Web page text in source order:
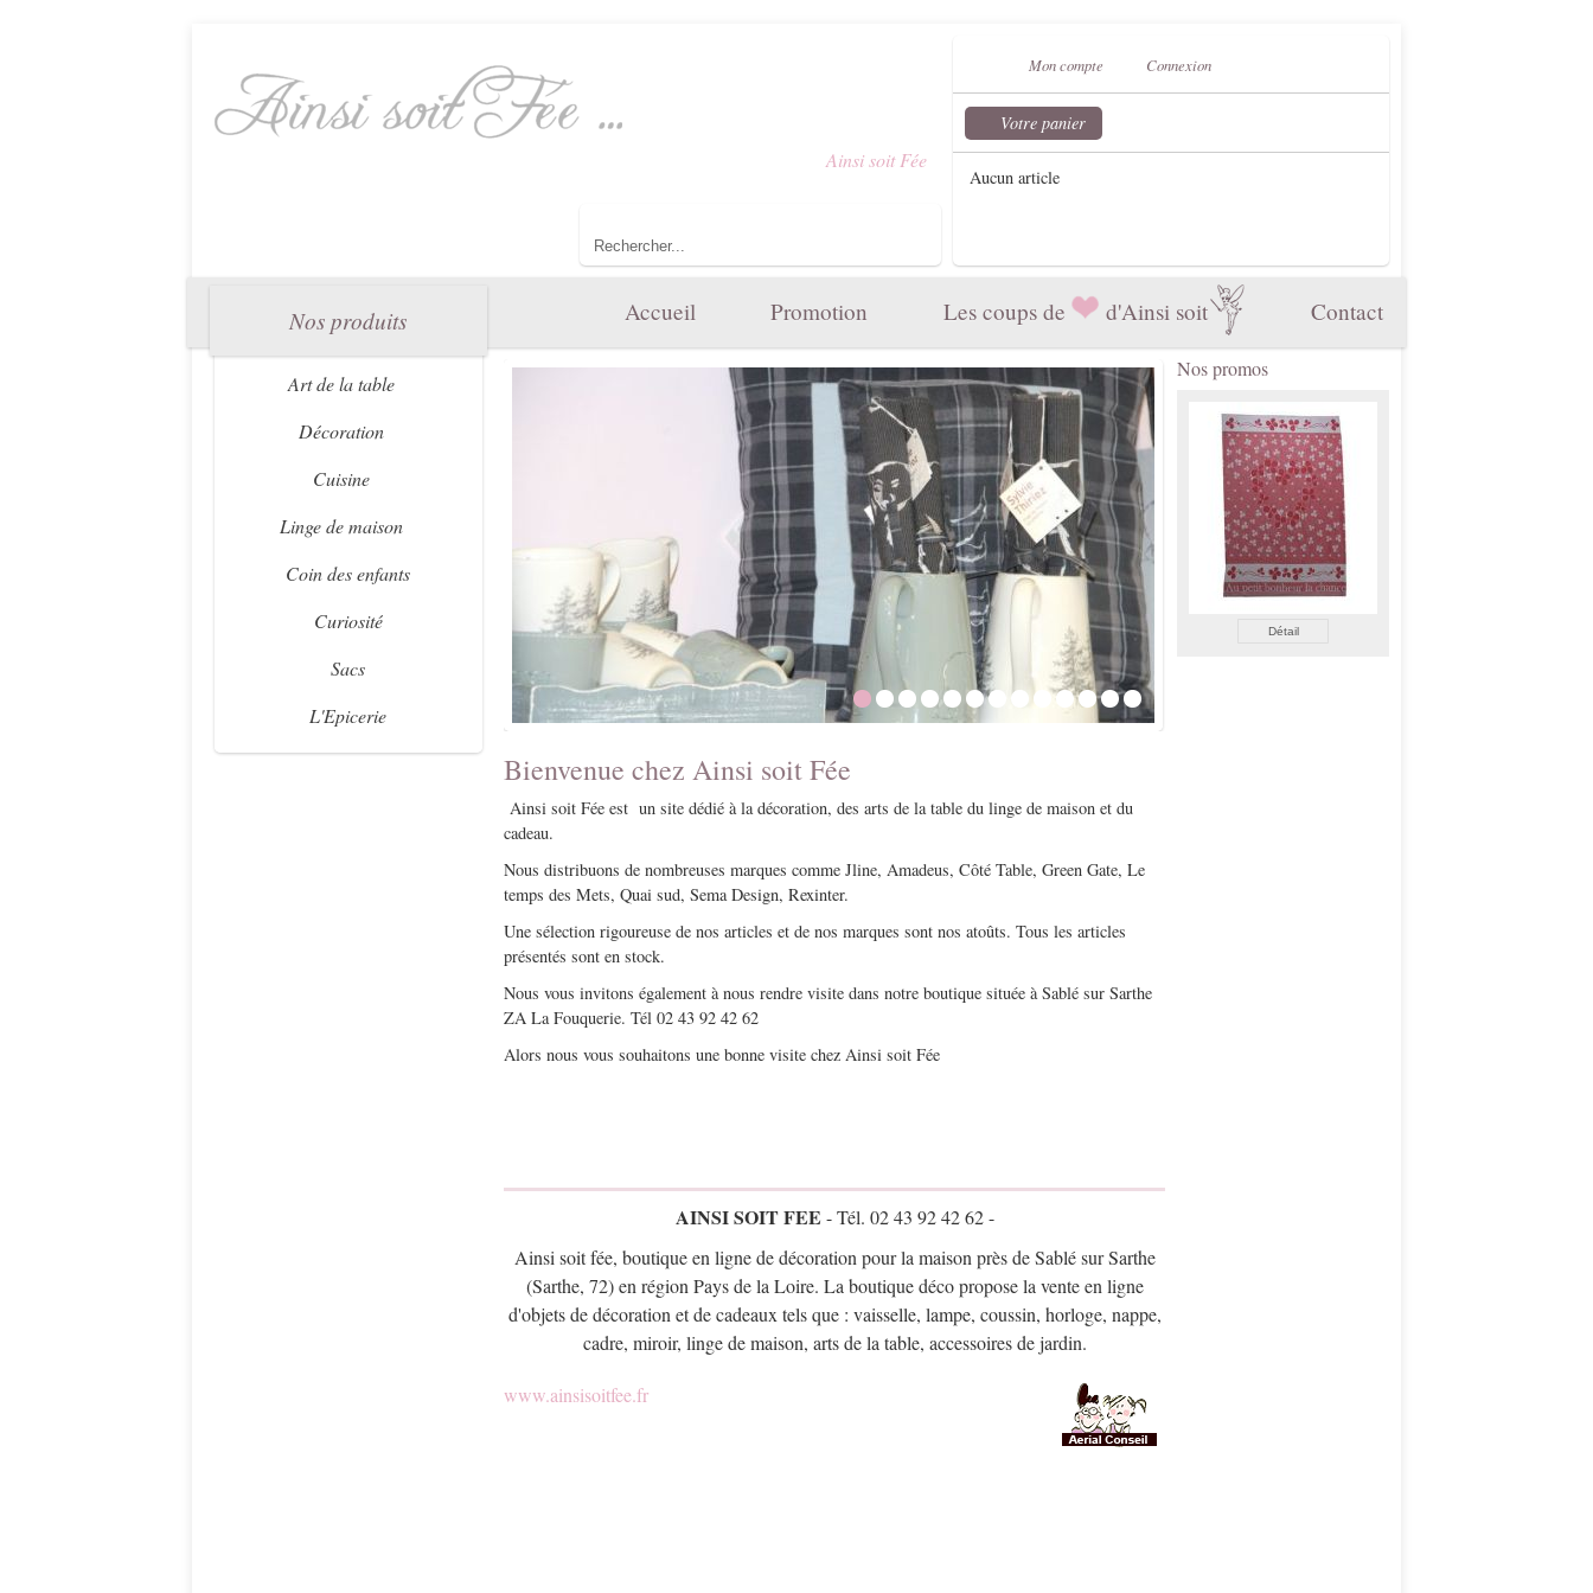
Ainsi soit Fée
Mon compte Connexion
Accueil Promotion Les coups de d'Ainsi soit Contact
Nos produits
Art de la table
Décoration
Cuisine
Linge de maison
Coin des enfants
Curiosité
Sacs
L'Epicerie
Bienvenue chez Ainsi soit Fée
Ainsi soit Fée est un site dédié à la décoration, des arts de la table du linge de maison et du
cadeau.
Nous distribuons de nombreuses marques comme Jline, Amadeus, Côté Table, Green Gate, Le
temps des Mets, Quai sud, Sema Design, Rexinter.
Une sélection rigoureuse de nos articles et de nos marques sont nos atoûts. Tous les articles
présentés sont en stock.
Nous vous invitons également à nous rendre visite dans notre boutique située à Sablé sur Sarthe
ZA La Fouquerie. Tél 02 43 92 42 62
Alors nous vous souhaitons une bonne visite chez Ainsi soit Fée
AINSI SOIT FEE - Tél. 02 43 92 42 62 -
Ainsi soit fée, boutique en ligne de décoration pour la maison près de Sablé sur Sarthe
(Sarthe, 72) en région Pays de la Loire. La boutique déco propose la vente en ligne
d'objets de décoration et de cadeaux tels que : vaisselle, lampe, coussin, horloge, nappe,
cadre, miroir, linge de maison, arts de la table, accessoires de jardin.
www.ainsisoitfee.fr
Nos promos
Détail Détail Détail
Votre panier
Aucun article